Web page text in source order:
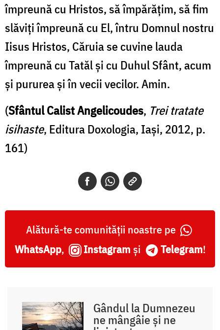
împreună cu Hristos, să împărăţim, să fim
slăviţi împreună cu El, întru Domnul nostru
Iisus Hristos, Căruia se cuvine lauda
împreună cu Tatăl şi cu Duhul Sfânt, acum
şi pururea şi în vecii vecilor. Amin.
(Sfântul Calist Angelicoudes, Trei tratate
isihaste, Editura Doxologia, Iași, 2012, p.
161)
Alătură-te comunității noastre pe
WhatsApp, Instagram și Telegram!
Gândul la Dumnezeu
ne mângâie și ne